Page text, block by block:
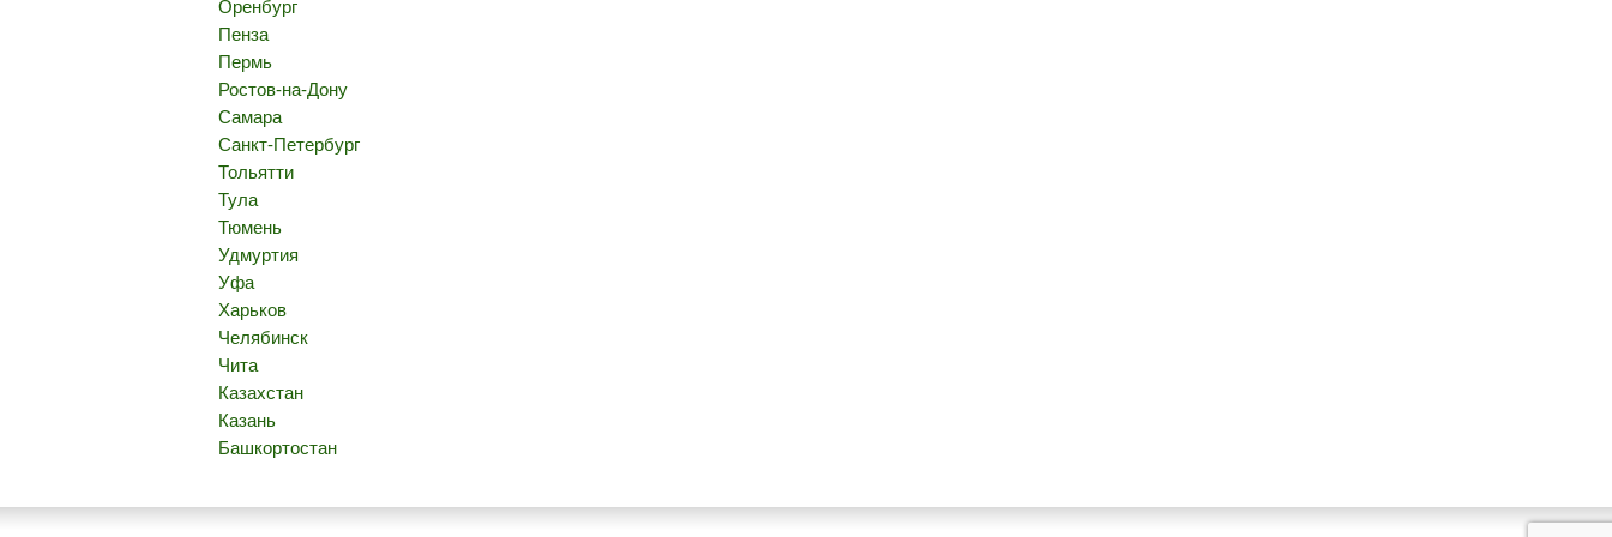
Оренбург
Пенза
Пермь
Ростов-на-Дону
Самара
Санкт-Петербург
Тольятти
Тула
Тюмень
Удмуртия
Уфа
Харьков
Челябинск
Чита
Казахстан
Казань
Башкортостан